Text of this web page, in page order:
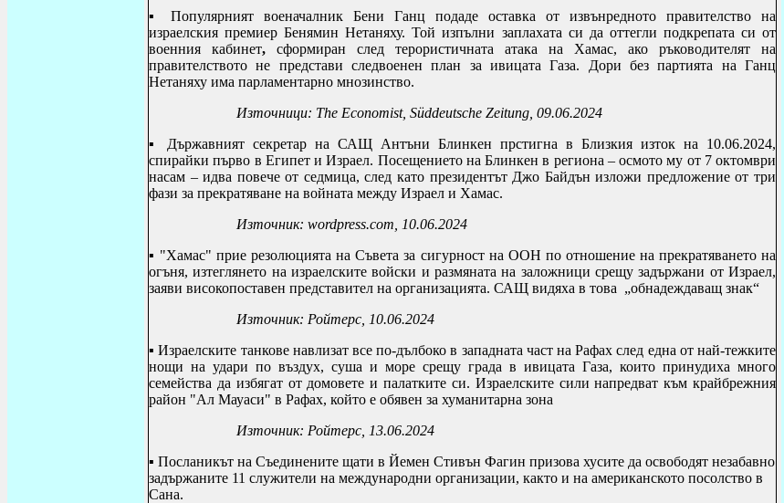
▪
Популярният военачалник Бени Ганц подаде оставка от извънредното правителство на
израелския премиер Бенямин Нетаняху. Той изпълни заплахата си да оттегли подкрепата си от
военния кабинет, сформиран след терористичната атака на Хамас, ако ръководителят на
правителството не представи следвоенен план за ивицата Газа.
Дори без партията на Ганц
Нетаняху има парламентарно мнозинство.
Източници: The Economist, Süddeutsche Zeitung, 09.06.2024
▪ Държавният секретар на САЩ Антъни Блинкен прстигна в Близкия изток на 10.06.2024,
спирайки първо в Египет и Израел. Посещението на Блинкен в региона – осмото му от 7 октомври
насам – идва повече от седмица, след като президентът Джо Байдън изложи предложение от три
фази за прекратяване на войната между Израел и Хамас.
Източник: wordpress.com, 10.06.2024
▪ "Хамас" прие резолюцията на Съвета за сигурност на ООН по отношение на прекратяването на
огъня, изтеглянето на израелските войски и размяната на заложници срещу задържани от Израел,
заяви високопоставен представител на организацията. САЩ видяха в това „обнадеждаващ знак“
Източник: Ройтерс, 10.06.2024
▪ Израелските танкове навлизат все по-дълбоко в западната част на Рафах след една от най-тежките
нощи на удари по въздух, суша и море срещу града в ивицата Газа, които принудиха много
семейства да избягат от домовете и палатките си. Израелските сили напредват към крайбрежния
район "Ал Мауаси" в Рафах, който е обявен за хуманитарна зона
Източник: Ройтерс, 13.06.2024
▪ Посланикът на Съединените щати в Йемен Стивън Фагин призова хусите да освободят незабавно
задържаните 11 служители на международни организации, както и на американското посолство в
Сана.